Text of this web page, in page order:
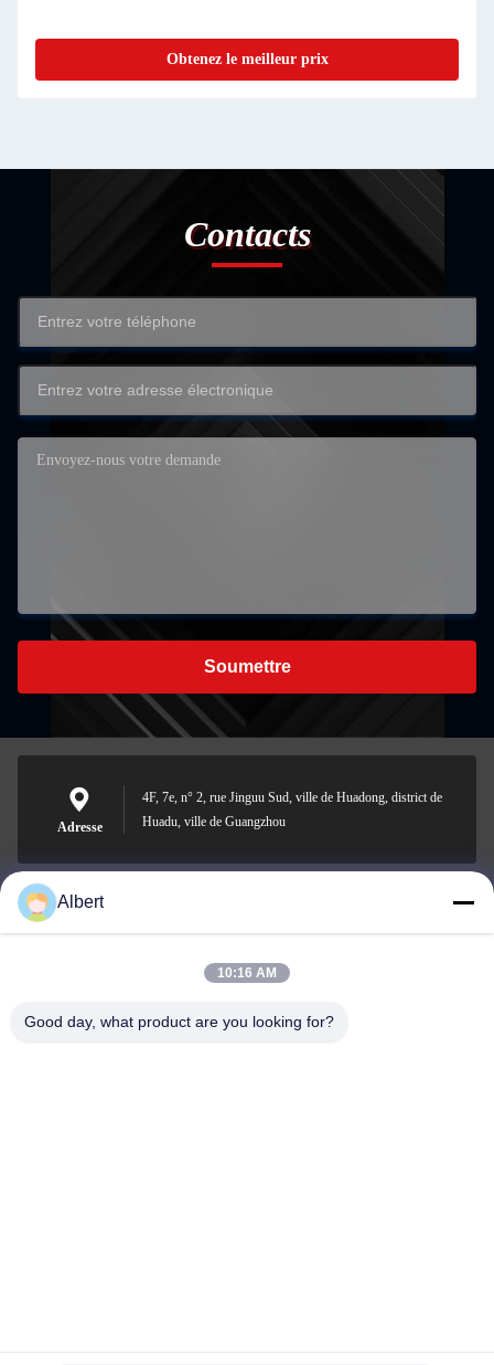
Obtenez le meilleur prix
Contacts
Soumettre
Adresse
4F, 7e, n° 2, rue Jinguu Sud, ville de Huadong, district de
Huadu, ville de Guangzhou
james@yimiautoparts.com
Albert
10:16 AM
Good day, what product are you looking for?